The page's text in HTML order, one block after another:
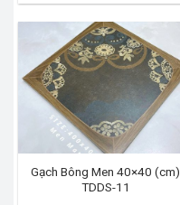
Gạch Bông Men 40×40 (cm)
TDDS-11